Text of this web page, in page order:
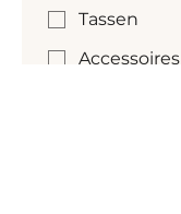
Tassen
Accessoires